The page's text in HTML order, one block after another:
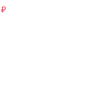
₽